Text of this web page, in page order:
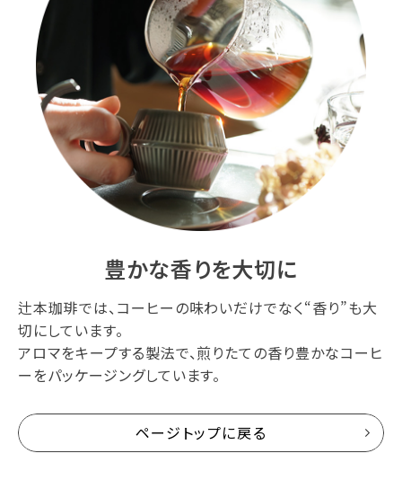
豊かな香りを大切に
辻本珈琲では、コーヒーの味わいだけでなく“香り”も大
切にしています。
アロマをキープする製法で、煎りたての香り豊かなコーヒ
ーをパッケージングしています。
ページトップに戻る